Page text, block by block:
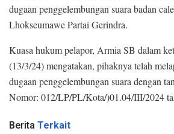
dugaan penggelembungan suara badan
Lhokseumawe Partai Gerindra.
Kuasa hukum pelapor, Armia SB dalam
(13/3/24) mengatakan, pihaknya telah
dugaan penggelembungan suara dengan
Nomor: 012/LP/PL/Kota/)01.04/III/2024
Berita Terkait